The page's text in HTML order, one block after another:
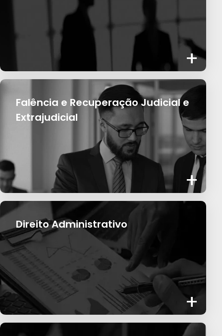
+
Falência e Recuperação Judicial e
Extrajudicial
+
Direito Administrativo
+